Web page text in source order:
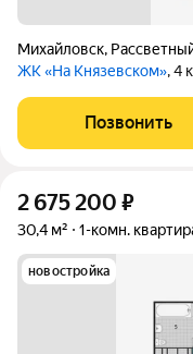
Михайловск,
ЖК «На Князевском», 4
Позвонить
2 675 200 ₽
30,4 м² 1-комн.
новостройка